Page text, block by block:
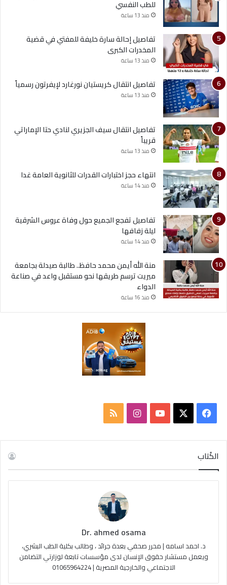
للطب النفسي
منذ 13 ساعة
تفاصيل إحالة سارة خليفة للمفتي في قضية
المخدرات الكبرى
منذ 13 ساعة
تفاصيل انتقال كريستيان نورغارد لإيفرتون رسمياً
منذ 13 ساعة
تفاصيل انتقال سيف الجزيري لنادي حتا الإماراتي
قريباً
منذ 13 ساعة
انتهاء حجز اختبارات القدرات للثانوية العامة غدا
منذ 14 ساعة
تفاصيل تفجع الجميع حول وفاة عروس الشرقية
ليلة زفافها
منذ 14 ساعة
منة الله أيمن محمد حافظ.. طالبة صيدلة بجامعة
ميريت ترسم طريقها نحو مستقبل واعد في صناعة
الدواء
منذ 16 ساعة
س
ب
u
e
ت
ا
م
ص
ا
ل
م
و
ق
الكُتاب
Dr. ahmed osama
د. احمد اسامه | محرر صحفي بعدة جرائد ، وطالب بكلية الطب البشري،
ويعمل مستشار حقوق الإنسان لدى مؤسسات تابعة لوزارتي التضامن
الاجتماعي والخارجية المصرية | 01065964224